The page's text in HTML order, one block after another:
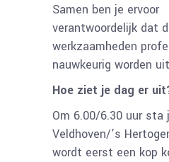
Samen ben je ervoor
verantwoordelijk dat
werkzaamheden
nauwkeurig worden
Hoe ziet je dag er
Om 6.00/6.30 uur sta
Veldhoven/’s
wordt eerst een kop